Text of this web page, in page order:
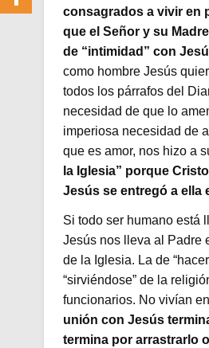
consagrados a vivir en
que el Señor y su
de “intimidad” con
como hombre Jesús
todos los párrafos del
necesidad de que lo
imperiosa necesidad de
que es amor, nos hizo a
la Iglesia” porque
Jesús se entregó a ella
Si todo ser humano está
Jesús nos lleva al Padre
de la Iglesia. La de
“sirviéndose” de la
funcionarios. No vivían
unión con Jesús
termina por arrastrarlo